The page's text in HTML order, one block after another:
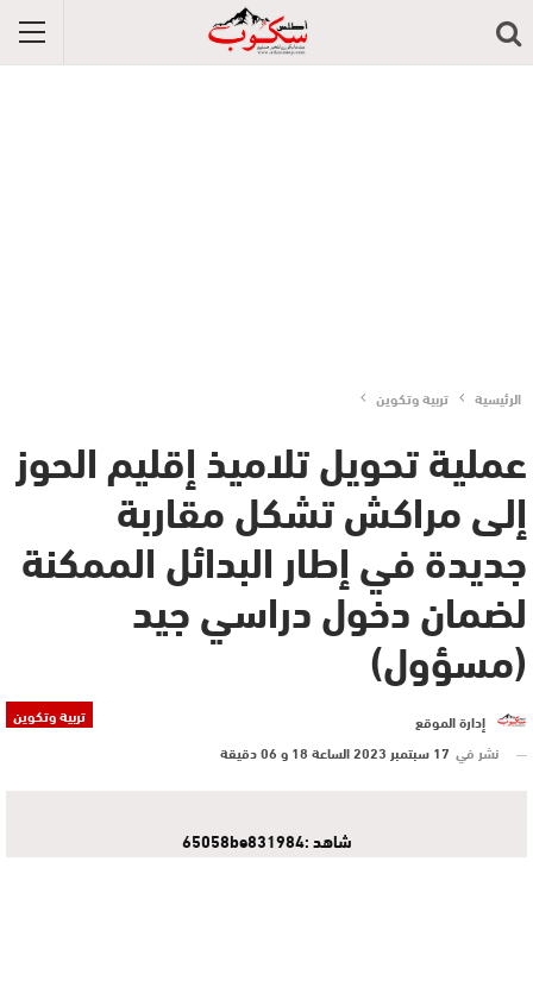
الرئيسية تربية وتكوين
عملية تحويل تلاميذ إقليم الحوز
إلى مراكش تشكل مقاربة
جديدة في إطار البدائل الممكنة
لضمان دخول دراسي جيد
(مسؤول)
تربية وتكوين
إدارة الموقع
نشر في 17 سبتمبر 2023 الساعة 18 و 06 دقيقة
شاهد :65058be831984